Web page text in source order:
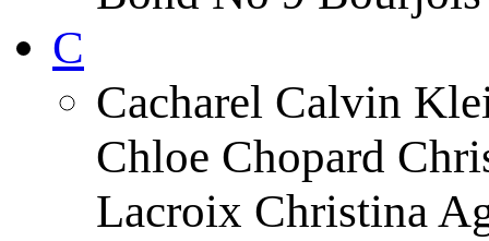
C
Cacharel Calvin
Chloe Chopard
Lacroix Christina